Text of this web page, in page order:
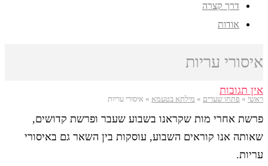
דרך קצרה
אודות
איסורי עריות
ראשי » פתחו שערים » מילתא בטעמא » איסורי עריות
אין תגובות
פרשת אחרי מות שקראנו בשבוע שעבר ופרשת קדושים,
שאותה אנו קוראים השבוע, עוסקות בין השאר גם באיסורי
עריות.